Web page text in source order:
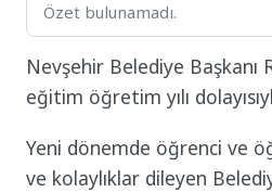
Özet bulunamadı.
Nevşehir Belediye Başkanı
eğitim öğretim yılı
Yeni dönemde öğrenci ve
ve kolaylıklar dileyen